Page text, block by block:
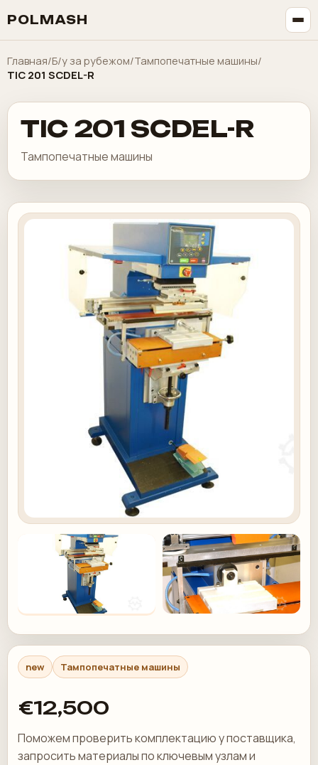
POLMASH
Главная/Б/у за рубежом/Тампопечатные машины/
TIC 201 SCDEL-R
TIC 201 SCDEL-R
Тампопечатные машины
new Тампопечатные машины
€12,500
Поможем проверить комплектацию у поставщика,
запросить материалы по ключевым узлам и